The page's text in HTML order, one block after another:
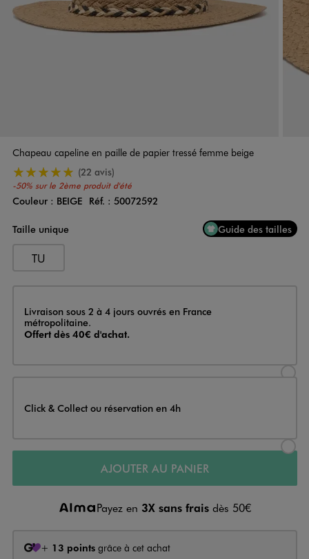
Chapeau capeline en paille de papier tressé femme beige
-50% sur le 2ème produit d'été
5/5 de moyenne(22 avis)
Couleur
Couleur : BEIGE Réf. : 50072592
Taille unique
Guide des tailles
TU
Livraison
Livraison sous 2 à 4 jours ouvrés en France
métropolitaine.
Offert dès 40€ d'achat.
Click & Collect ou réservation en 4h
AJOUTER AU PANIER
Payez en 3X sans frais dès 50€
+ 13 points grâce à cet achat